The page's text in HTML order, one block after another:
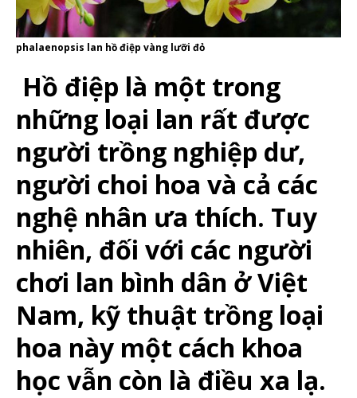
phalaenopsis lan hồ điệp vàng lưỡi đỏ
Hồ điệp là một trong
những loại lan rất được
người trồng nghiệp dư,
người choi hoa và cả các
nghệ nhân ưa thích. Tuy
nhiên, đối với các người
chơi lan bình dân ở Việt
Nam, kỹ thuật trồng loại
hoa này một cách khoa
học vẫn còn là điều xa lạ.